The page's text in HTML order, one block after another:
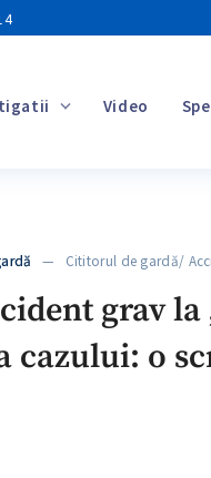
Video
— Cititorul de gardă/
grav la
cazului: o